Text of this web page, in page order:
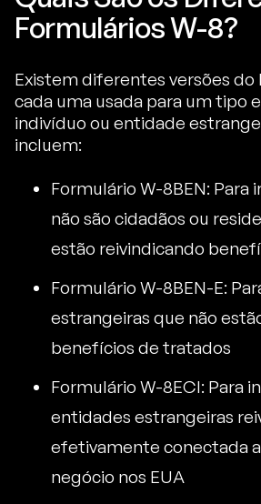
Formulários W-8?
Existem diferentes versões do
cada uma usada para um tipo
indivíduo ou entidade
incluem:
Formulário W-8BEN: Para
não são cidadãos ou
estão reivindicando
Formulário W-8BEN-E:
estrangeiras que não
benefícios de tratados
Formulário W-8ECI: Para
entidades estrangeiras
efetivamente conectada
negócio nos EUA